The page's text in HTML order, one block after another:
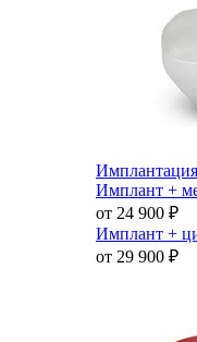
Имплант +
от 24 900 ₽
Имплант +
от 29 900 ₽